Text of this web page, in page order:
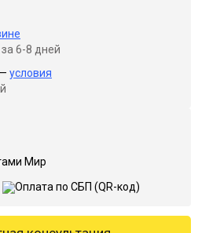
6-8 дней
условия